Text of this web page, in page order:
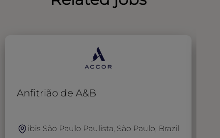
Anfitrião de A&B
ibis São Paulo Paulista, São Paulo, Brazil